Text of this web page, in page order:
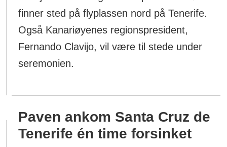
finner sted på flyplassen nord på Tenerife.
Også Kanariøyenes regionspresident,
Fernando Clavijo, vil være til stede under
seremonien.
Paven ankom Santa Cruz de
Tenerife én time forsinket